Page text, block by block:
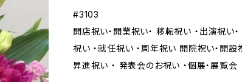
#3103
開店祝い・開業祝い・ 移転祝い ・出演祝い
祝い ・就任祝い ・周年祝い 開院祝い・開設
昇進祝い ・ 発表会のお祝い ・個展・展覧会